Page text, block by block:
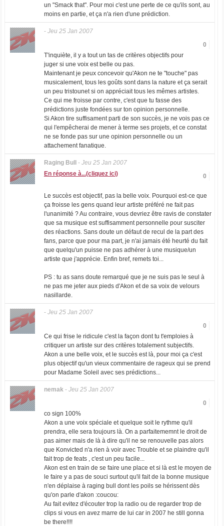
un "Smack that". Pour moi c'est une perte de ce qu'ils sont, au
moins en partie, et ça n'a rien d'une prédiction.
- Jeu 25 Jan 2007
0
T'inquiète, il y a tout un tas de critères objectifs pour
juger si une voix est belle ou pas.
Maintenant je peux concevoir qu'Akon ne te "touche" pas
musicalement, tous les goûts sont dans la nature et ça serait
un peu tristounet si on appréciait tous les mêmes artistes.
Ce qui me froisse par contre, c'est que tu fasse des
prédictions juste fondées sur ton opinion personnelle.
Si Akon tire suffisament parti de son succès, je ne vois pas ce
qui l'empêcherai de mener à terme ses projets, et ce constat
ne se fonde pas sur une opinion personnelle ou un
attachement fanatique.
Raging Bull - Jeu 25 Jan 2007
0
En réponse à...(cliquez ici)
Le succès est objectif, pas la belle voix. Pourquoi est-ce que
ça froisse les gens quand leur artiste préféré ne fait pas
l'unanimité ? Au contraire, vous devriez être ravis de constater
que sa musique est suffisamment personnelle pour susciter
des réactions. Sans doute un défaut de recul de la part des
fans, parce que pour ma part, je n'ai jamais été heurté du fait
que quelqu'un puisse ne pas adhérer à une musique/un
artiste que j'apprécie. Enfin bref, remets toi...
PS : tu as sans doute remarqué que je ne suis pas le seul à
ne pas me jeter aux pieds d'Akon et de sa voix de velours
nasillarde.
- Jeu 25 Jan 2007
0
Ce qui frise le ridicule c'est la façon dont tu t'emploies à
critiquer un artiste sur des critères totalement subjectifs.
Akon a une belle voix, et le succès est là, pour moi ça c'est
plus objectif qu'un vieux commentaire de rageux qui se prend
pour Madame Soleil avec ses prédictions...
nemak- Jeu 25 Jan 2007
0
co sign 100%
Akon a une voix spéciale et quelque soit le rythme qu'il
prendra, elle sera toujours là. On a parfaitememnt le droit de
pas aimer mais de là à dire qu'il ne se renouvelle pas alors
que Konvicted n'a rien à voir avec Trouble et se plaindre qu'il
fait trop de feats , c'est un peu facile...
Akon est en train de se faire une place et si là est le moyen de
le faire y a pas de souci surtout qu'il fait de la bonne musique
n'en déplaise à raging bull dont les poils se hérissent dès
qu'on parle d'akon :coucou:
Au fait evitez d'écouter trop la radio ou de regarder trop de
clips si vous en avez marre de lui car in 2007 he still gonna
be there!!!!